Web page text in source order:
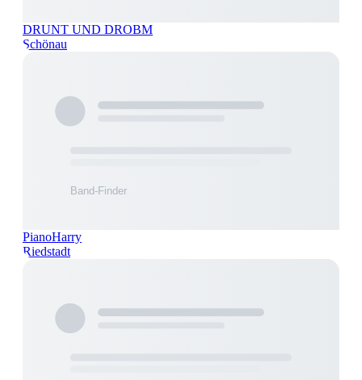
DRUNT UND DROBM
Schönau
PianoHarry
Riedstadt